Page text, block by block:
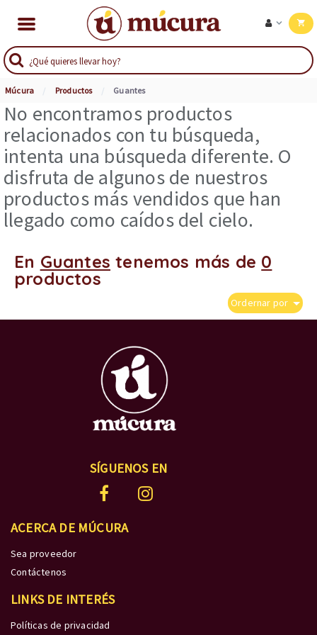
Múcura Productos Guantes
No encontramos productos
relacionados con tu búsqueda,
intenta una búsqueda diferente. O
disfruta de algunos de nuestros
productos más vendidos que han
llegado como caídos del cielo.
En Guantes tenemos más de 0
productos
Ordernar por
SÍGUENOS EN
ACERCA DE MÚCURA
Sea proveedor
Contáctenos
LINKS DE INTERÉS
Políticas de privacidad